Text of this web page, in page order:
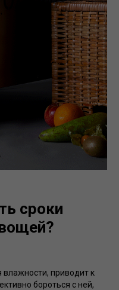
сроки
приводит к
бороться с ней,